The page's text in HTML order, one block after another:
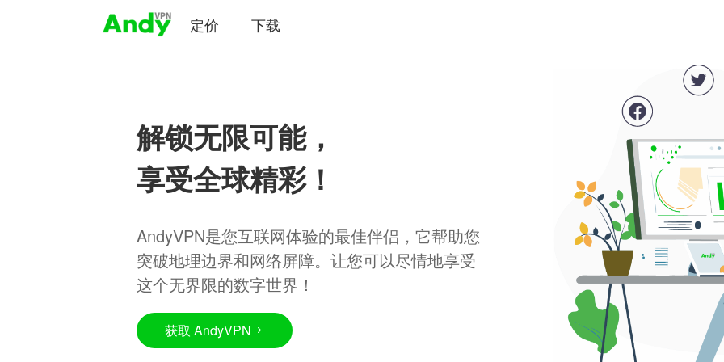
定价 下载
解锁无限可能，
享受全球精彩！
AndyVPN是您互联网体验的最佳伴侣，它帮助您
突破地理边界和网络屏障。让您可以尽情地享受
这个无界限的数字世界！
获取 AndyVPN